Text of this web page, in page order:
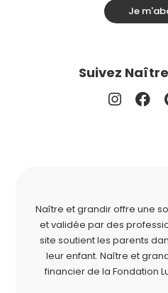
Je
Suivez
Naître et grandir offre une
et validée par des
site soutient les parents
leur enfant. Naître et
financier de la Fondation